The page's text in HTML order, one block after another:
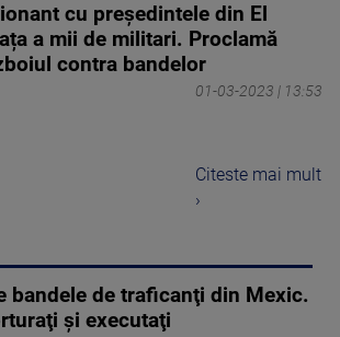
cu președintele din El
a mii de militari. Proclamă
contra bandelor
01-03-2023 | 13:53
Citeste mai mult
›
bandele de traficanţi din Mexic.
şi executaţi